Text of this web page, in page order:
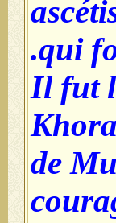
qui
Il fut
de